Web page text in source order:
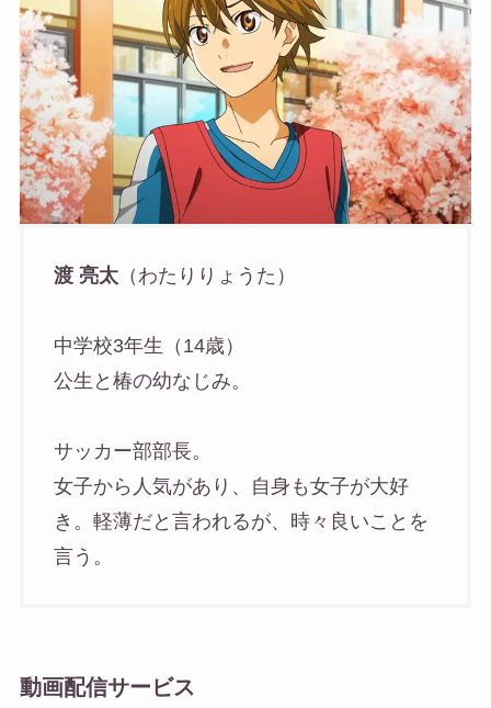
渡 亮太（わたりりょうた）
中学校3年生（14歳）
公生と椿の幼なじみ。
サッカー部部長。
女子から人気があり、自身も女子が大好
き。軽薄だと言われるが、時々良いことを
言う。
動画配信サービス